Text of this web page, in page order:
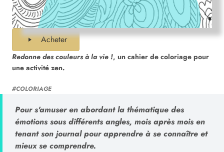
Acheter
Redonne des couleurs à la vie !, un cahier de coloriage pour
une activité zen.
#COLORIAGE
Pour s'amuser en abordant la thématique des
émotions sous différents angles, mois après mois en
tenant son journal pour apprendre à se connaître et
mieux se comprendre.